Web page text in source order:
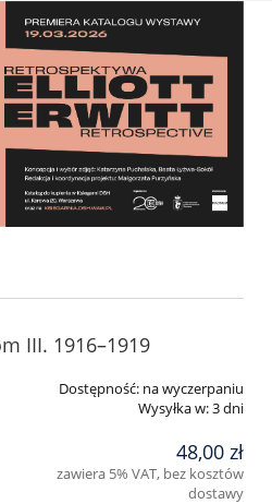
III. 1916–1919
Dostępność: na wyczerpaniu
Wysyłka w:3 dni
48,00 zł
zawiera 5% VAT, bez kosztów
dostawy